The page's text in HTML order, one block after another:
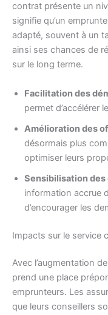
contrat présente un
signifie qu’un
adapté, souvent à un
ainsi ses chances de
sur le long terme.
Facilitation des
permet d’accélérer
Amélioration des
désormais plus
optimiser leurs
Sensibilisation
information accrue
d’encourager les
Impacts sur le service
Avec l’augmentation
prend une place
emprunteurs. Les
que leurs conseillers